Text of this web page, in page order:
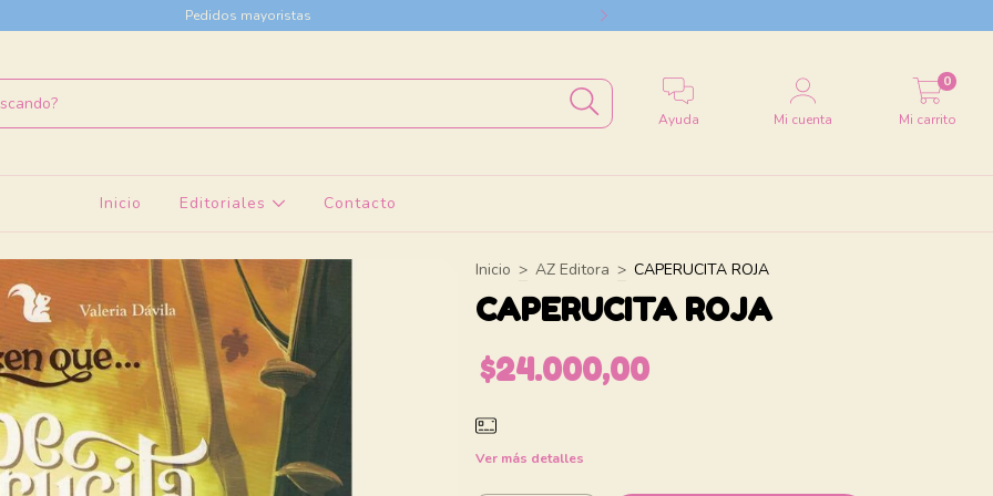
Pedidos mayoristas
Ayuda Mi cuenta Mi carrito
0
Inicio Editoriales Contacto
Inicio > AZ Editora > CAPERUCITA ROJA
CAPERUCITA ROJA
$24.000,00
Ver más detalles